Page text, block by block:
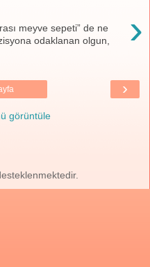
›
meyve sepeti” de ne
odaklanan olgun,
›
görüntüle